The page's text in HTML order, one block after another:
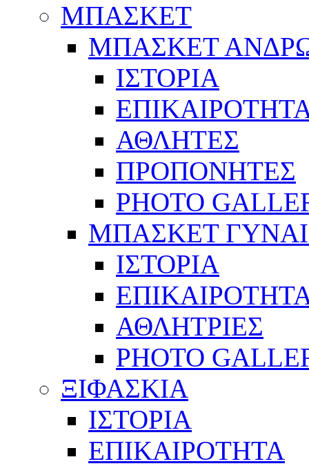
ΜΠΑΣΚΕΤ
ΜΠΑΣΚΕΤ
ΙΣΤΟΡΙΑ
ΑΘΛΗΤΕΣ
ΠΡΟΠΟΝΗΤΕΣ
PHOTO
ΜΠΑΣΚΕΤ
ΙΣΤΟΡΙΑ
ΑΘΛΗΤΡΙΕΣ
PHOTO
ΞΙΦΑΣΚΙΑ
ΙΣΤΟΡΙΑ
ΕΠΙΚΑΙΡΟΤΗΤΑ